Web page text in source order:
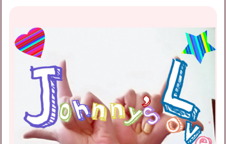
ジャニラブスタッフみやこです！?
ブログ投稿
フォロー 0
ジャニラブスタッフみやこのチケット募集
ジャニラブスタッフみやこの友達募集
ジャニラブスタッフみやこのブログ月別アーカイブ